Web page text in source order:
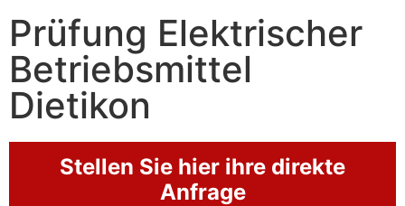
Prüfung Elektrischer
Betriebsmittel
Dietikon
Stellen Sie hier ihre direkte
Anfrage